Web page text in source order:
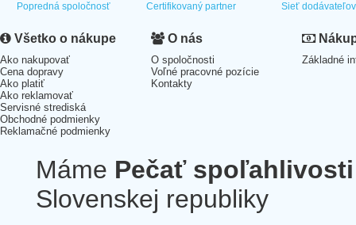
Popredná spoločnosť Certifikovaný partner Sieť dodávateľov
Všetko o nákupe
Ako nakupovať
Cena dopravy
Ako platiť
Ako reklamovať
Servisné strediská
Obchodné podmienky
Reklamačné podmienky
O nás
O spoločnosti
Voľné pracovné pozície
Kontakty
Základné
Máme Pečať spoľahlivosti
Slovenskej republiky